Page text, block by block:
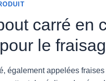
carré en
le
également appelées